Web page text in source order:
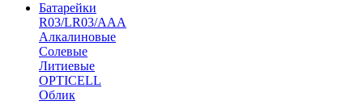
Батарейки
R03/LR03/AAA
Алкалиновые
Солевые
Литиевые
OPTICELL
Облик